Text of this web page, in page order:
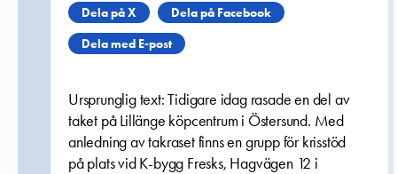
Dela på X
Dela på Facebook
Dela med E-post
Ursprunglig text: Tidigare idag rasade en del av
taket på Lillänge köpcentrum i Östersund. Med
anledning av takraset finns en grupp för krisstöd
på plats vid K-bygg Fresks, Hagvägen 12 i